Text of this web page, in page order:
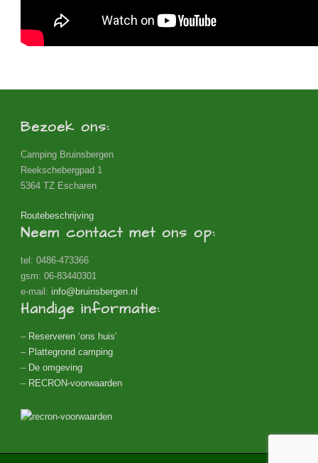
Bezoek ons:
Camping Bruinsbergen
Reekschebergpad 1
5364 TZ Escharen
Routebeschrijving
Neem contact met ons op:
tel: 0486-473366
gsm: 06-83440301
e-mail: info@bruinsbergen.nl
Handige informatie:
– Reserveren ‘ons huis’
– Plattegrond camping
– De omgeving
– RECRON-voorwaarden